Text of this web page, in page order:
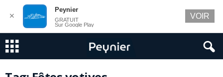
✕
Peynier
GRATUIT
Sur Google Play
VOIR